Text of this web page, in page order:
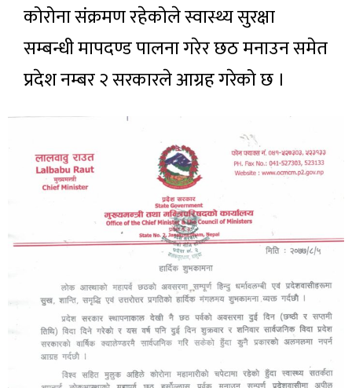
कोरोना संक्रमण रहेकोले स्वास्थ्य सुरक्षा
सम्बन्धी मापदण्ड पालना गरेर छठ मनाउन समेत
प्रदेश नम्बर २ सरकारले आग्रह गरेको छ ।